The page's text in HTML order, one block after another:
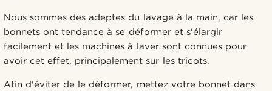
Nous sommes des adeptes du lavage à la main, car les
bonnets ont tendance à se déformer et s'élargir
facilement et les machines à laver sont connues pour
avoir cet effet, principalement sur les tricots.
Afin d'éviter de le déformer, mettez votre bonnet dans